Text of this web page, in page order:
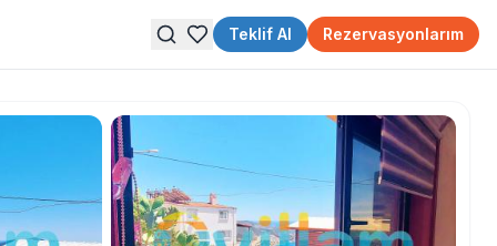
Teklif Al Rezervasyonlarım